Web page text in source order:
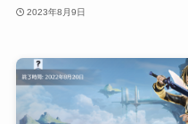
2023年8月9日